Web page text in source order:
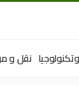
نقل و